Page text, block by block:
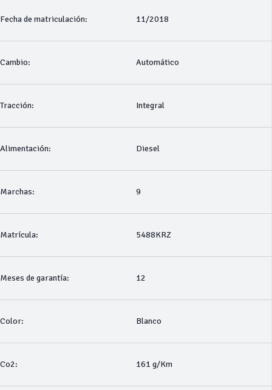
Fecha de matriculación: 11/2018
Cambio: Automático
Tracción: Integral
Alimentación: Diesel
Marchas: 9
Matrícula: 5488KRZ
Meses de garantía: 12
Color: Blanco
Co2: 161 g/Km